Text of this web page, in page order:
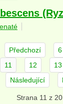
Předchozí 6
11 12 13
Následující
Strana 11 z 20